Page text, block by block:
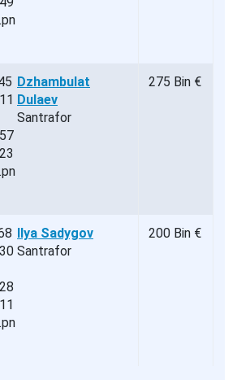
Dzhambulat
Dulaev
Santrafor
275 Bin €
Ilya Sadygov
Santrafor
200 Bin €